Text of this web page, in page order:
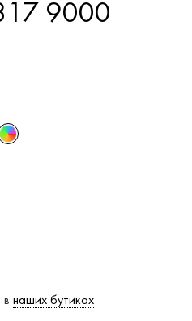
9000
в наших бутиках